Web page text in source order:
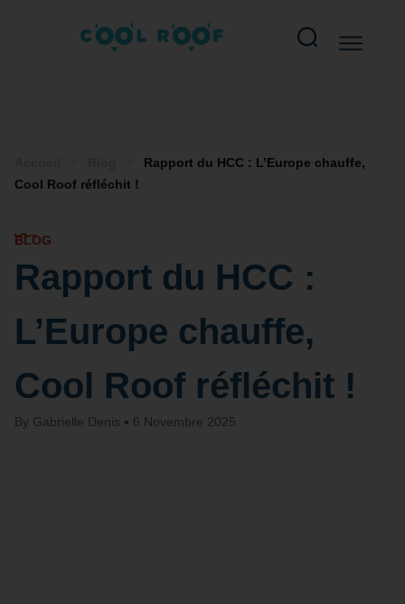
Rapport du HCC : L’Europe chauffe,
Cool Roof réfléchit !
BLOG
Rapport du HCC :
L’Europe chauffe,
Cool Roof réfléchit !
By Gabrielle Denis 6 Novembre 2025